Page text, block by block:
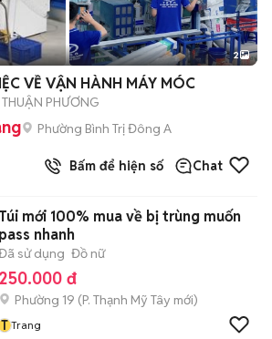
2
VỀ VẬN HÀNH MÁY MÓC
PHƯƠNG
Phường Bình Trị Đông A
Bấm để hiện số Chat
Túi mới 100% mua về bị trùng muốn
pass nhanh
sử dụng Đồ nữ
250.000 đ
Phường 19 (P. Thạnh Mỹ Tây mới)
T Trang